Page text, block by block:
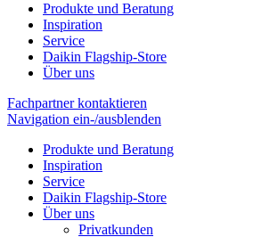
Produkte und Beratung
Inspiration
Service
Daikin Flagship-Store
Über uns
Fachpartner kontaktieren
Navigation ein-/ausblenden
Produkte und Beratung
Inspiration
Service
Daikin Flagship-Store
Über uns
Privatkunden